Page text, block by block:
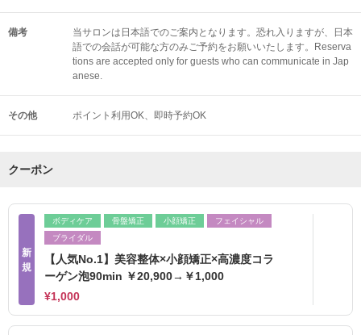
備考
当サロンは日本語でのご案内となります。恐れ入りますが、日本
語での会話が可能な方のみご予約をお願いいたします。Reserva
tions are accepted only for guests who can communicate in Jap
anese.
その他 ポイント利用OK 即時予約OK
クーポン
新
規
ボディケア 骨盤矯正 小顔矯正
フェイシャル
ブライダル
【人気No.1】美容整体×小顔矯正×高濃度コラ
ーゲン泡90min ￥20,900→￥1,000
¥1,000